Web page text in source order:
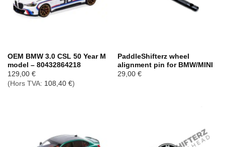
OEM BMW 3.0 CSL 50 Year M
model – 80432864218
129,00 €
(Hors TVA: 108,40 €)
PaddleShifterz wheel
alignment pin for BMW/MINI
29,00 €